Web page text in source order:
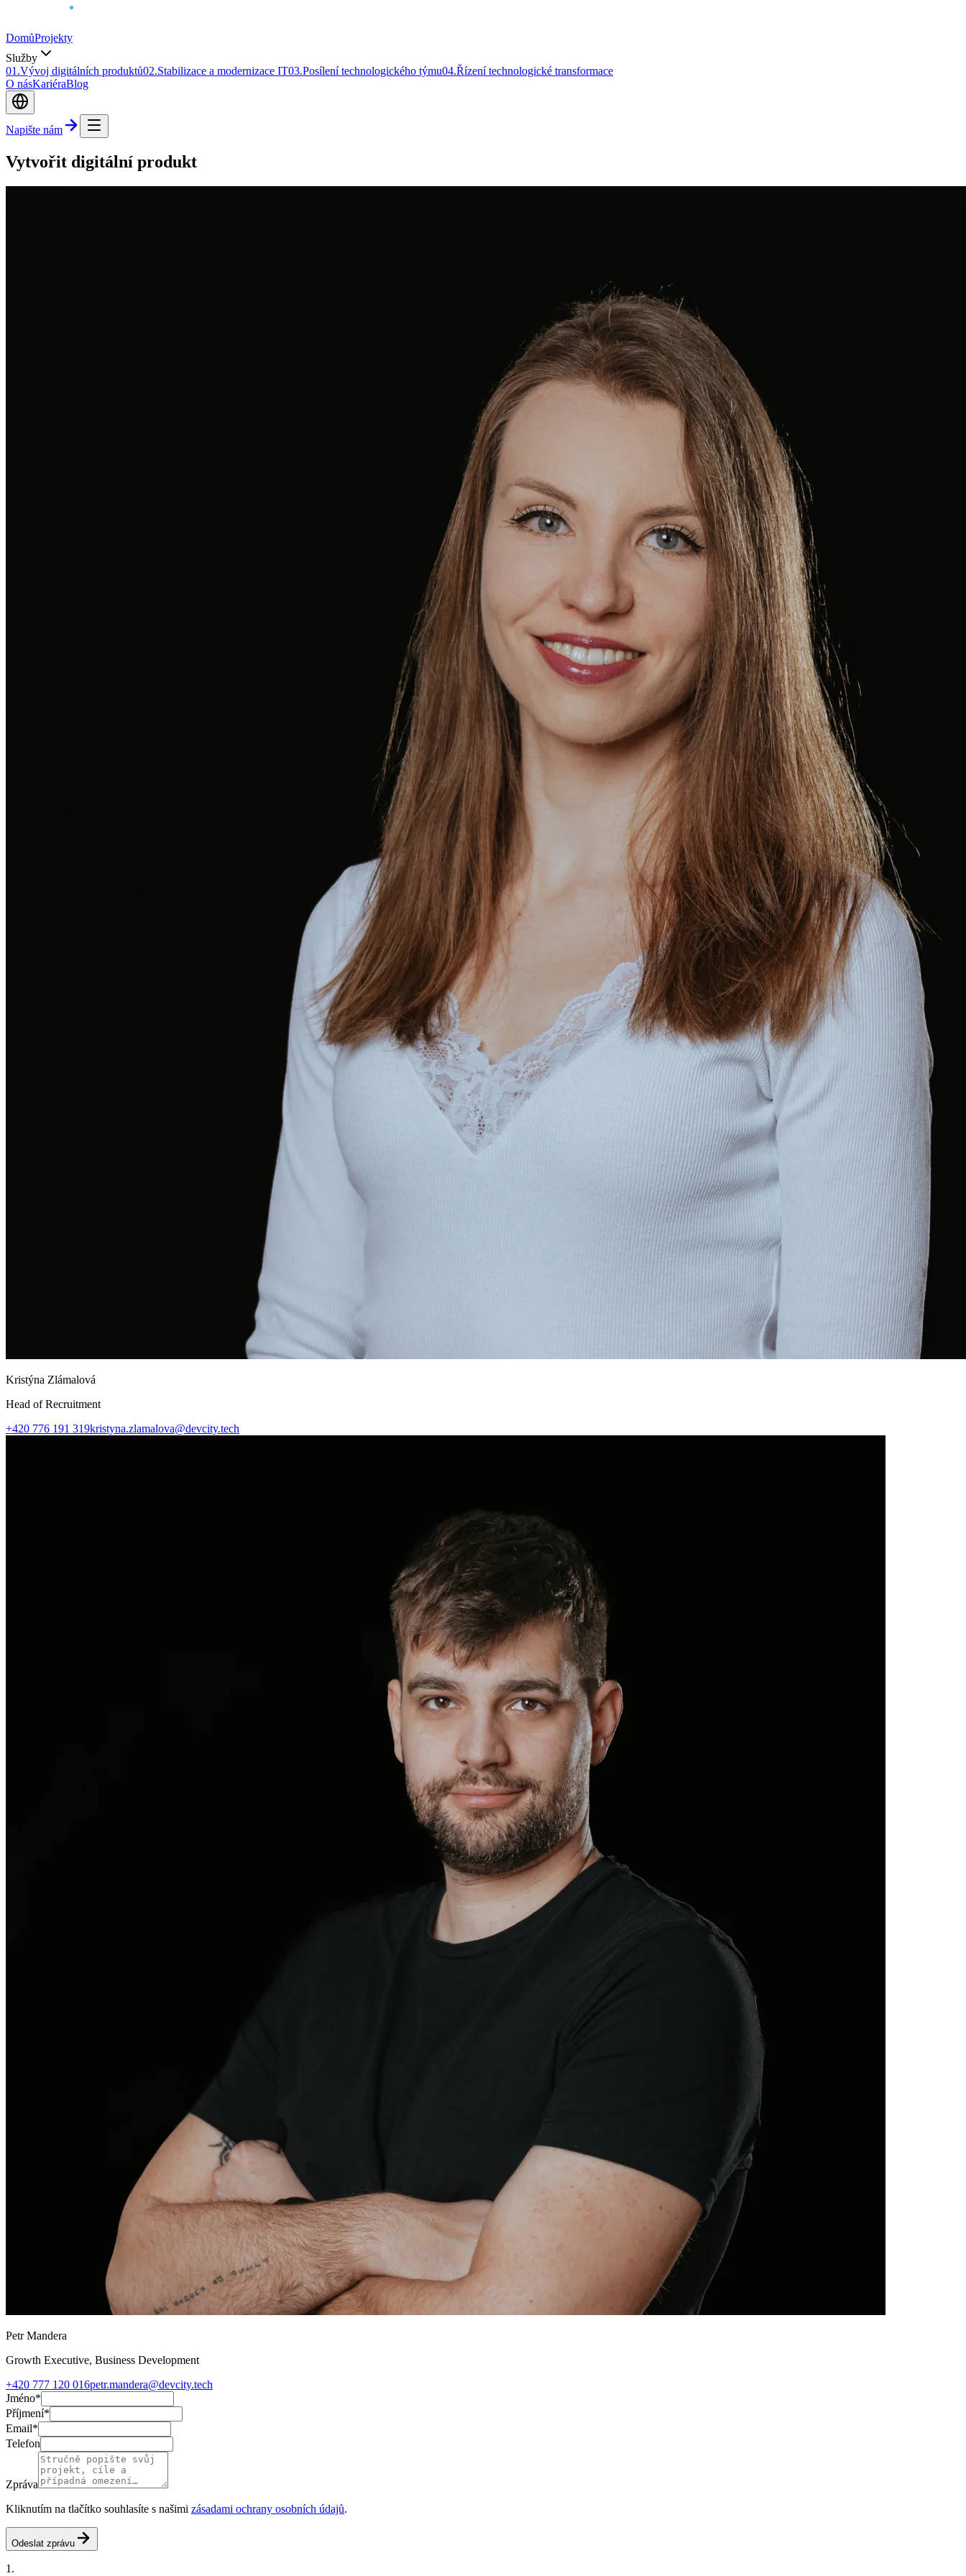
DomůProjekty
Služby
01 .Vývoj digitálních produktů02.Stabilizace a modernizace IT03.Posílení technologického týmu04.Řízení technologické transformace
O násKariéraBlog
Napište nám
Vytvořit digitální produkt
Kristýna Zlámalová
Head of Recruitment
+420 776 191 319kristyna.zlamalova@devcity.tech
Petr Mandera
Growth Executive, Business Development
+420 777 120 016petr.mandera@devcity.tech
Jméno*
Příjmení*
Email*
Telefon
Zpráva
Kliknutím na tlačítko souhlasíte s našimi zásadami ochrany osobních údajů.
Odeslat zprávu
1 .